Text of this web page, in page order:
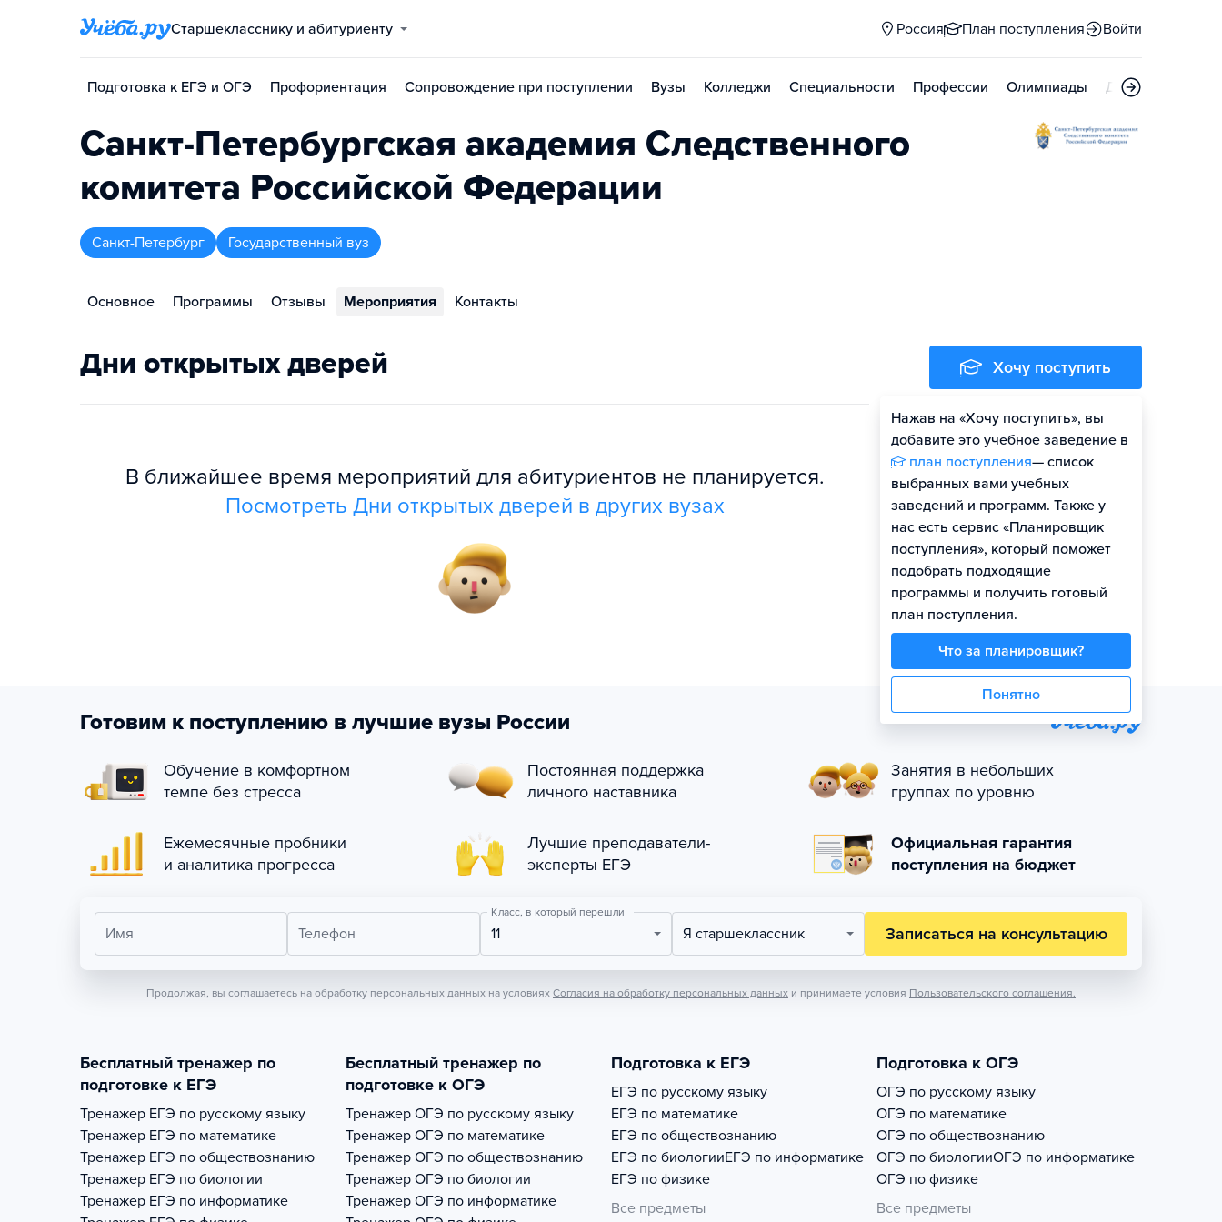
Старшекласснику и абитуриенту Россия План поступления Войти
Подготовка к ЕГЭ и ОГЭ Профориентация Сопровождение при поступлении Вузы Колледжи Специальности Профессии Олимпиады Дни открытых
Санкт-Петербургская академия Следственного
комитета Российской Федерации
Санкт-Петербург Государственный вуз
Основное Программы Отзывы Мероприятия Контакты
Дни открытых дверей
В ближайшее время мероприятий для абитуриентов не планируется.
Посмотреть Дни открытых дверей в других вузах
Хочу поступить
Нажав на «Хочу поступить», вы
добавите это учебное заведение в
план поступления— список
выбранных вами учебных
заведений и программ. Также у
нас есть сервис «Планировщик
поступления», который поможет
подобрать подходящие
программы и получить готовый
план поступления.
Что за планировщик?
Понятно
Оценить шансы
Готовим к поступлению в лучшие вузы России
Обучение в комфортном
темпе без стресса
Постоянная поддержка
личного наставника
Занятия в небольших
группах по уровню
Ежемесячные пробники
и аналитика прогресса
Лучшие преподаватели-
эксперты ЕГЭ
Официальная гарантия
поступления на бюджет
Имя Телефон
Класс, в который перешли
11 Я старшеклассник Записаться на консультацию
Продолжая, вы соглашаетесь на обработку персональных данных на условиях Согласия на обработку персональных данных и принимаете условия Пользовательского соглашения.
Бесплатный тренажер по
подготовке к ЕГЭ
Тренажер ЕГЭ по русскому языку
Тренажер ЕГЭ по математике
Тренажер ЕГЭ по обществознанию
Тренажер ЕГЭ по биологии
Тренажер ЕГЭ по информатике
Бесплатный тренажер по
подготовке к ОГЭ
Тренажер ОГЭ по русскому языку
Тренажер ОГЭ по математике
Тренажер ОГЭ по обществознанию
Тренажер ОГЭ по биологии
Тренажер ОГЭ по информатике
Подготовка к ЕГЭ
ЕГЭ по русскому языку
ЕГЭ по математике
ЕГЭ по обществознанию
ЕГЭ по биологииЕГЭ по информатике
ЕГЭ по физике
Все предметы
Подготовка к ОГЭ
ОГЭ по русскому языку
ОГЭ по математике
ОГЭ по обществознанию
ОГЭ по биологииОГЭ по информатике
ОГЭ по физике
Все предметы